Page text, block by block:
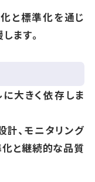
と標準化を通じ
ます。
大きく依存しま
、モニタリング
と継続的な品質